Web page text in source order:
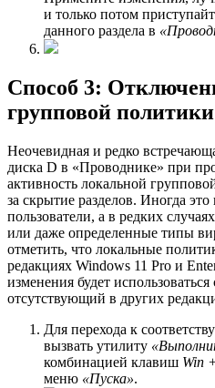
и только потом
данного раздела в
Способ 3:
групповой политики
Неочевидная и редко
диска D в «Проводнике» при
активность локальной
за скрытие разделов. Иногда
пользователи, а в редких
или даже определенные типы
отметить, что локальные
редакциях Windows 11 Pro и
изменения будет
отсутствующий в других
Для перехода к
вызвать утилиту
комбинацией клавиш Win
меню «Пуска».